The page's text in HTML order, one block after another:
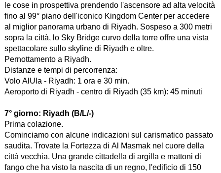
le cose in prospettiva prendendo l'ascensore ad alta velocità
fino al 99° piano dell'iconico Kingdom Center per accedere
al miglior panorama urbano di Riyadh. Sospeso a 300 metri
sopra la città, lo Sky Bridge curvo della torre offre una vista
spettacolare sullo skyline di Riyadh e oltre.
Pernottamento a Riyadh.
Distanze e tempi di percorrenza:
Volo AlUla - Riyadh: 1 ora e 30 min.
Aeroporto di Riyadh - centro di Riyadh (35 km): 45 minuti
7° giorno: Riyadh (B/L/-)
Prima colazione.
Cominciamo con alcune indicazioni sul carismatico passato
saudita. Trovate la Fortezza di Al Masmak nel cuore della
città vecchia. Una grande cittadella di argilla e mattoni di
fango che ha visto la nascita di un regno, l'edificio di 150